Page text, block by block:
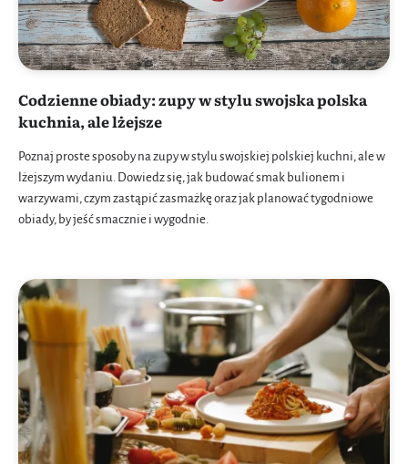
Codzienne obiady: zupy w stylu swojska polska
kuchnia, ale lżejsze
Poznaj proste sposoby na zupy w stylu swojskiej polskiej kuchni, ale w
lżejszym wydaniu. Dowiedz się, jak budować smak bulionem i
warzywami, czym zastąpić zasmażkę oraz jak planować tygodniowe
obiady, by jeść smacznie i wygodnie.